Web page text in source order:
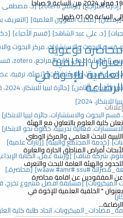
مصطفى علي أبوزريدة][إفطار جماعي]
[التعريف بحزمة برمجيات google]
[دكتوراة]
[حفل تكريم]
ترقية، عضو هيئة تدريس، 2025]
للابتكار][المؤتمر السنوي]
الابتكار][مؤتمرات]
علمية]
الإبداعية، اتحاد طلبة كلية العلوم]
تخرج، قسم البحوث والاستشارات]
كلية العلوم]